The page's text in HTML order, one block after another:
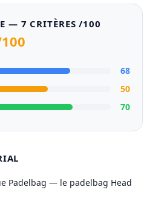
— 7 CRITÈRES /100
68
50
70
Padelbag — le padelbag Head